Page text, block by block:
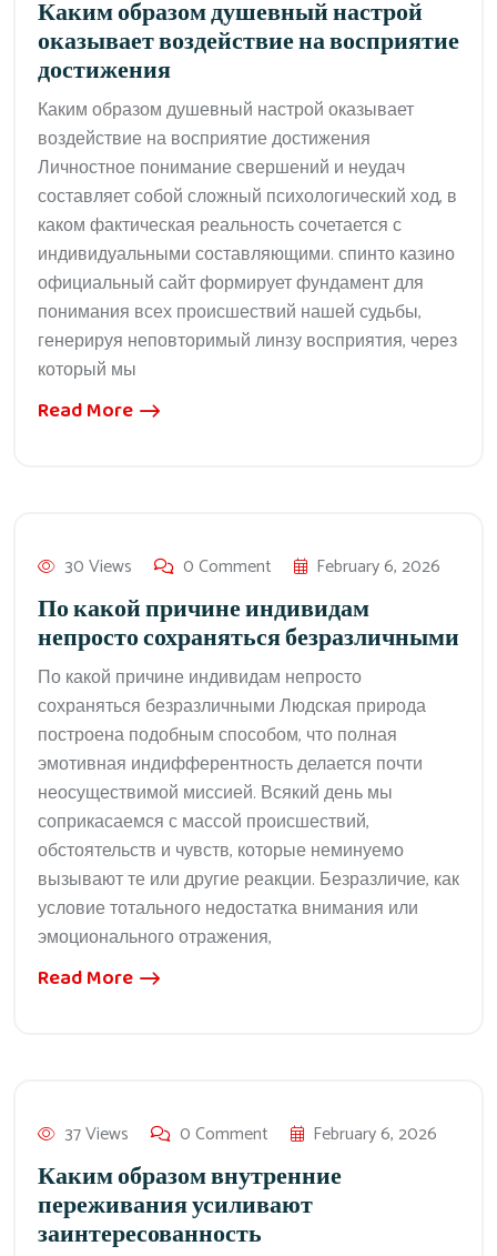
Каким образом душевный настрой
оказывает воздействие на восприятие
достижения
Каким образом душевный настрой оказывает
воздействие на восприятие достижения
Личностное понимание свершений и неудач
составляет собой сложный психологический ход, в
каком фактическая реальность сочетается с
индивидуальными составляющими. спинто казино
официальный сайт формирует фундамент для
понимания всех происшествий нашей судьбы,
генерируя неповторимый линзу восприятия, через
который мы
Read More
30 Views 0 Comment February 6, 2026
По какой причине индивидам
непросто сохраняться безразличными
По какой причине индивидам непросто
сохраняться безразличными Людская природа
построена подобным способом, что полная
эмотивная индифферентность делается почти
неосуществимой миссией. Всякий день мы
соприкасаемся с массой происшествий,
обстоятельств и чувств, которые неминуемо
вызывают те или другие реакции. Безразличие, как
условие тотального недостатка внимания или
эмоционального отражения,
Read More
37 Views 0 Comment February 6, 2026
Каким образом внутренние
переживания усиливают
заинтересованность